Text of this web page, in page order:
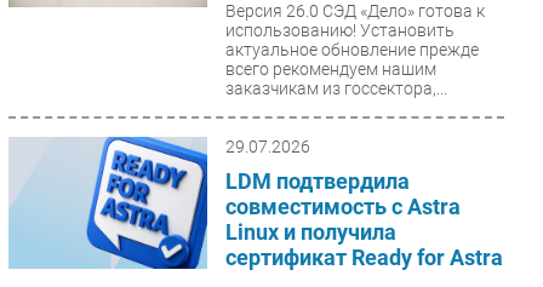
Версия 26.0 СЭД «Дело» готова к
использованию! Установить
актуальное обновление прежде
всего рекомендуем нашим
заказчикам из госсектора,...
29.07.2026
LDM подтвердила
совместимость с Astra
Linux и получила
сертификат Ready for Astra